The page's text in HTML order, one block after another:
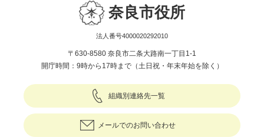
奈良市役所
法人番号4000020292010
〒630-8580 奈良市二条大路南一丁目1-1
開庁時間：9時から17時まで（土日祝・年末年始を除く）
組織別連絡先一覧
メールでのお問い合わせ